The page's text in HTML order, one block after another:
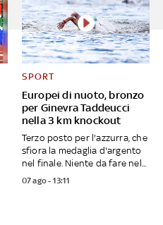
Europei di nuoto, bronzo
per Ginevra Taddeucci
nella 3 km knockout
SPORT
Terzo posto per l'azzurra, che
sfiora la medaglia d'argento
nel finale. Niente da fare nel...
07 ago - 13:11